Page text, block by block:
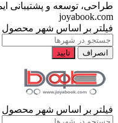
طراحی، توسعه و پشتیبانی
joyabook.com
فیلتر بر اساس شهر محصول
انصراف تایید
فیلتر بر اساس شهر محصول